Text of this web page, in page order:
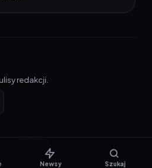
redakcji.
Informacje o ciasteczkach
Newsy Szukaj